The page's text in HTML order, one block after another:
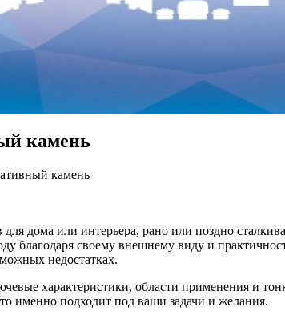
камень
камень
дома или интерьера, рано или поздно
благодаря своему внешнему виду и
недостатках.
характеристики, области применения и
именно подходит под ваши задачи и желания.